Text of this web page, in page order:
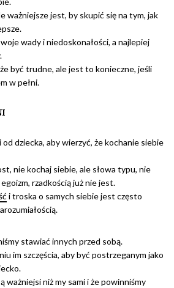
ważniejsze jest, by skupić się na tym, jak
wady i niedoskonałości, a najlepiej
być trudne, ale jest to konieczne, jeśli
w pełni.
dziecka, aby wierzyć, że kochanie siebie
nie kochaj siebie, ale słowa typu, nie
rzadkością już nie jest.
i troska o samych siebie jest często
stawiać innych przed sobą.
im szczęścia, aby być postrzeganym jako
ważniejsi niż my sami i że powinniśmy